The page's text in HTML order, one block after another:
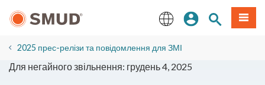
до
змісту
Увійдіть
Пошук по
Меню
2025 прес-релізи та повідомлення для ЗМІ
Для негайного звільнення: грудень 4, 2025